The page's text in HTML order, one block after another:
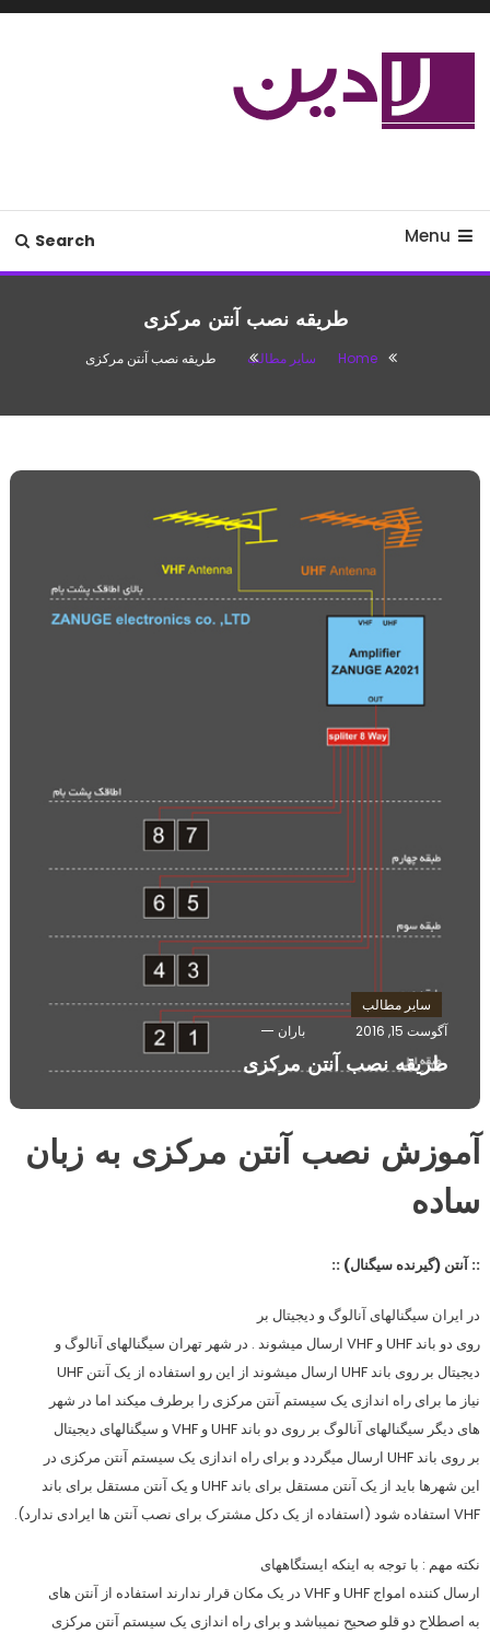
Skip
Menu
Search
طریقه نصب آنتن مرکزی
Home سایر مطالب طریقه نصب آنتن مرکزی
سایر مطالب
آگوست 15, 2016
باران
طریقه نصب آنتن مرکزی
آموزش نصب آنتن مرکزی به زبان
ساده
:: آنتن (گیرنده سیگنال) ::
در ایران سیگنالهای آنالوگ و دیجیتال بر
روی دو باند UHF و VHF ارسال میشوند . در شهر تهران سیگنالهای آنالوگ و
دیجیتال بر روی باند UHF ارسال میشوند از این رو استفاده از یک آنتن UHF
نیاز ما برای راه اندازی یک سیستم آنتن مرکزی را برطرف میکند اما در شهر
های دیگر سیگنالهای آنالوگ بر روی دو باند UHF و VHF و سیگنالهای دیجیتال
بر روی باند UHF ارسال میگردد و برای راه اندازی یک سیستم آنتن مرکزی در
این شهرها باید از یک آنتن مستقل برای باند UHF و یک آنتن مستقل برای باند
VHF استفاده شود (استفاده از یک دکل مشترک برای نصب آنتن ها ایرادی ندارد).
نکته مهم : با توجه به اینکه ایستگاههای
ارسال کننده امواج UHF و VHF در یک مکان قرار ندارند استفاده از آنتن های
به اصطلاح دو قلو صحیح نمیباشد و برای راه اندازی یک سیستم آنتن مرکزی